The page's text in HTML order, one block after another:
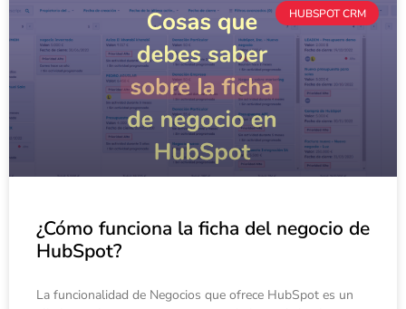
HUBSPOT CRM
¿Cómo funciona la ficha del negocio de
HubSpot?
La funcionalidad de Negocios que ofrece HubSpot es un